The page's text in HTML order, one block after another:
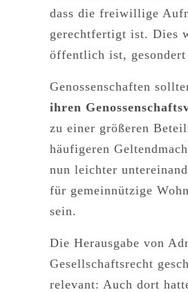
dass die freiwillige
gerechtfertigt ist. Dies
öffentlich ist,
Genossenschaften
ihren
zu einer größeren
häufigeren
nun leichter
für gemeinnützige
sein.
Die Herausgabe von
Gesellschaftsrecht
relevant: Auch dort